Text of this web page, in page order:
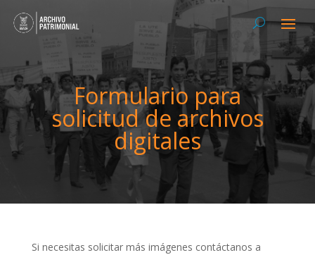
Formulario para
solicitud de archivos
digitales
Si necesitas solicitar más imágenes contáctanos a